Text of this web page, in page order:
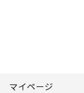
マイページ